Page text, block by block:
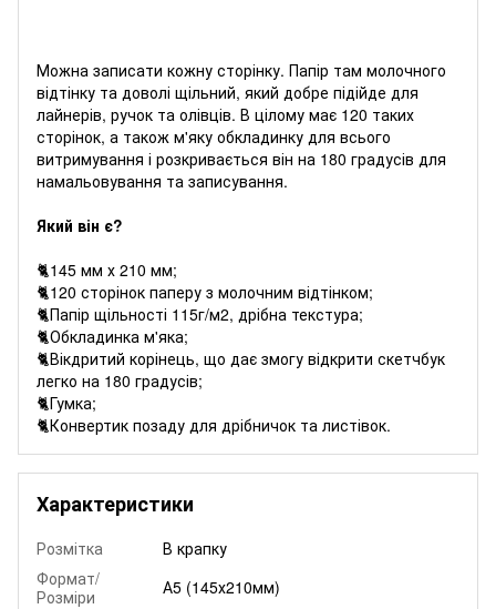
Можна записати кожну сторінку. Папір там молочного
відтінку та доволі щільний, який добре підійде для
лайнерів, ручок та олівців. В цілому має 120 таких
сторінок, а також м'яку обкладинку для всього
витримування і розкривається він на 180 градусів для
намальовування та записування.
Який він є?
🐈145 мм х 210 мм;
🐈120 сторінок паперу з молочним відтінком;
🐈Папір щільності 115г/м2, дрібна текстура;
🐈Обкладинка м'яка;
🐈Вікдритий корінець, що дає змогу відкрити скетчбук
легко на 180 градусів;
🐈Гумка;
🐈Конвертик позаду для дрібничок та листівок.
Характеристики
Розмітка
В крапку
Формат/
Розміри
А5 (145х210мм)